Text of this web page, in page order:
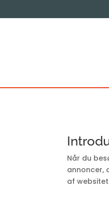
Når du
annoncer,
af